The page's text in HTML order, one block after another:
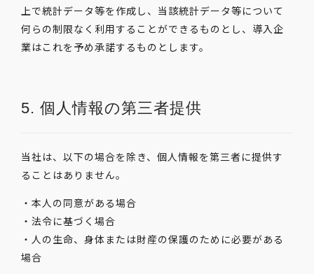
上で統計データ等を作成し、当該統計データ等について
何らの制限なく利用することができるものとし、導入企
業はこれを予め承諾するものとします。
5. 個人情報の第三者提供
当社は、以下の場合を除き、個人情報を第三者に提供す
ることはありません。
・本人の同意がある場合
・法令に基づく場合
・人の生命、身体または財産の保護のために必要がある
場合